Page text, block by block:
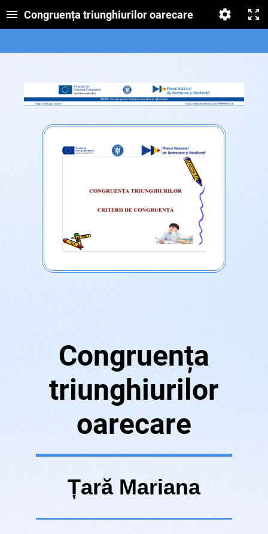
Congruența triunghiurilor oarecare
Congruența
triunghiurilor
oarecare
Țară Mariana